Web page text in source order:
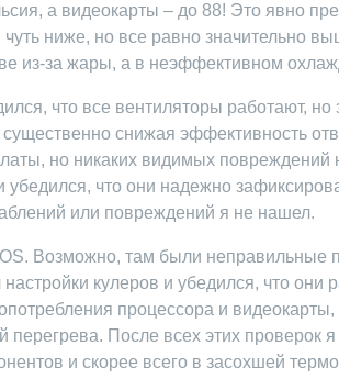
а видеокарты – до 88! Это явно
ниже, но все равно значительно
из-за жары, а в неэффективном
что все вентиляторы работают, но
снижая эффективность
но никаких видимых повреждений
что они надежно
или повреждений я не нашел.
Возможно, там были неправильные
кулеров и убедился, что они
процессора и видеокарты,
После всех этих проверок я
и скорее всего в засохшей